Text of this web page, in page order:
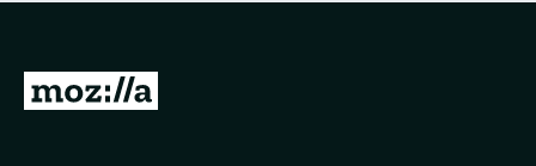
无
转